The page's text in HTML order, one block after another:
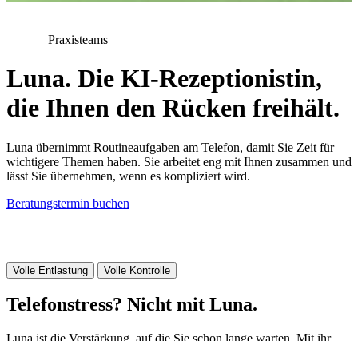
Praxisteams
Luna. Die KI-Rezeptionistin,
die Ihnen den Rücken freihält.
Luna übernimmt Routineaufgaben am Telefon, damit Sie Zeit für
wichtigere Themen haben. Sie arbeitet eng mit Ihnen zusammen und
lässt Sie übernehmen, wenn es kompliziert wird.
Beratungstermin buchen
Volle Entlastung Volle Kontrolle
Telefonstress? Nicht mit Luna.